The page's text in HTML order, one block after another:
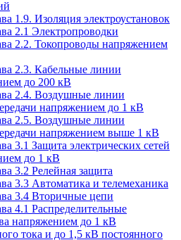
1.9. Изоляция электроустановок
2.1 Электропроводки
2.2. Токопроводы напряжением
2.3. Кабельные линии
до 200 кВ
2.4. Воздушные линии
напряжением до 1 кВ
2.5. Воздушные линии
напряжением выше 1 кВ
3.1 Защита электрических сетей
до 1 кВ
3.2 Релейная защита
3.3 Автоматика и телемеханика
3.4 Вторичные цепи
4.1 Распределительные
напряжением до 1 кВ
тока и до 1,5 кВ постоянного